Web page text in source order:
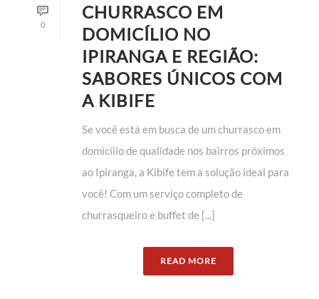
0
CHURRASCO EM
DOMICÍLIO NO
IPIRANGA E REGIÃO:
SABORES ÚNICOS COM
A KIBIFE
Se você está em busca de um churrasco em
domicílio de qualidade nos bairros próximos
ao Ipiranga, a Kibife tem a solução ideal para
você! Com um serviço completo de
churrasqueiro e buffet de [...]
READ MORE